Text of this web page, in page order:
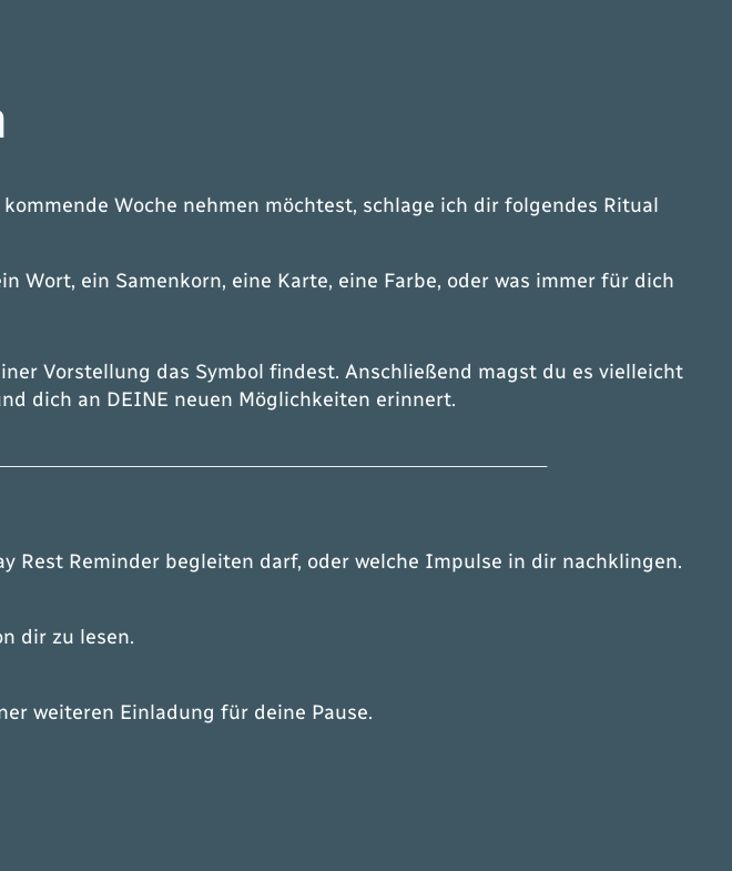
Woche nehmen möchtest, schlage ich dir folgendes Ritual
Wort, ein Samenkorn, eine Karte, eine Farbe, oder was immer für dich
Vorstellung das Symbol findest. Anschließend magst du es vielleicht
dich an DEINE neuen Möglichkeiten erinnert.
Rest Reminder begleiten darf, oder welche Impulse in dir nachklingen.
dir zu lesen.
weiteren Einladung für deine Pause.